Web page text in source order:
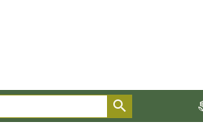
る品種のみ検索結果に表示されます。
などは1つずつ選択してください。